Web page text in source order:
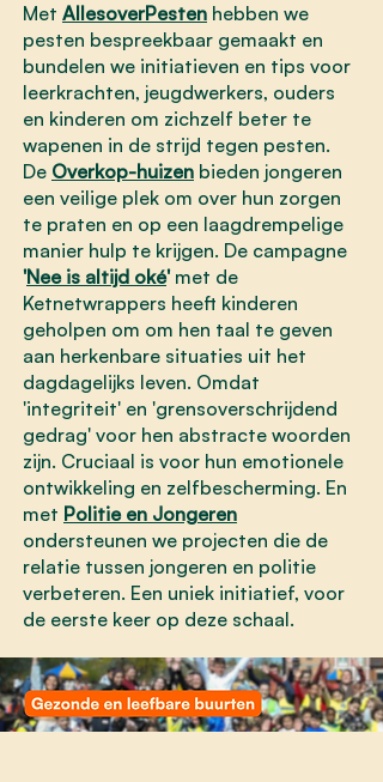
Met AllesoverPesten hebben we
pesten bespreekbaar gemaakt en
bundelen we initiatieven en tips voor
leerkrachten, jeugdwerkers, ouders
en kinderen om zichzelf beter te
wapenen in de strijd tegen pesten.
De Overkop-huizen bieden jongeren
een veilige plek om over hun zorgen
te praten en op een laagdrempelige
manier hulp te krijgen. De campagne
'Nee is altijd oké'met de
Ketnetwrappers heeft kinderen
geholpen om om hen taal te geven
aan herkenbare situaties uit het
dagdagelijks leven. Omdat
'integriteit' en 'grensoverschrijdend
gedrag' voor hen abstracte woorden
zijn. Cruciaal is voor hun emotionele
ontwikkeling en zelfbescherming. En
met Politie en Jongeren
ondersteunen we projecten die de
relatie tussen jongeren en politie
verbeteren. Een uniek initiatief, voor
de eerste keer op deze schaal.